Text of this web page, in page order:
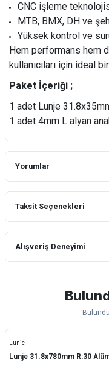
CNC işleme
MTB, BMX, DH ve
Yüksek kontrol ve
Hem performans hem
kullanıcıları için ideal
Paket İçeriği ;
1 adet Lunje
1 adet 4mm L alyan
Yorumlar
Taksit Seçenekleri
Alışveriş Deneyimi
lastik yanak kısmından 3cm
normal sürüşe uygun
Hızlı ve güzel paketleme.
Lunje
Lunje 31.8x780mm R:30